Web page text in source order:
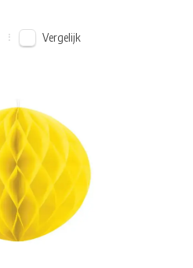
Vergelijk